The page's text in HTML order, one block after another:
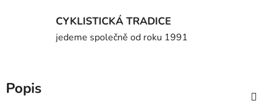
CYKLISTICKÁ TRADICE
jedeme společně od roku 1991
Popis